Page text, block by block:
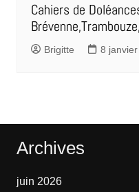
Cahiers de
Brigitte 8
Archives
juin 2026